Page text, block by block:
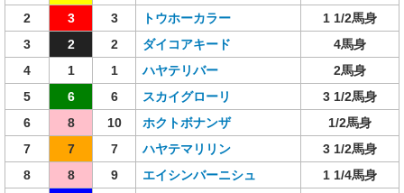
2
3 3 トウホーカラー
1 1/2馬身
3
2 2 ダイコアキード
4馬身
4
1 1 ハヤテリバー
2馬身
5
6 6 スカイグローリ
3 1/2馬身
6
8 10 ホクトボナンザ
1/2馬身
7
7 7 ハヤテマリリン
3 1/2馬身
8
8 9 エイシンバーニシュ
1 1/4馬身